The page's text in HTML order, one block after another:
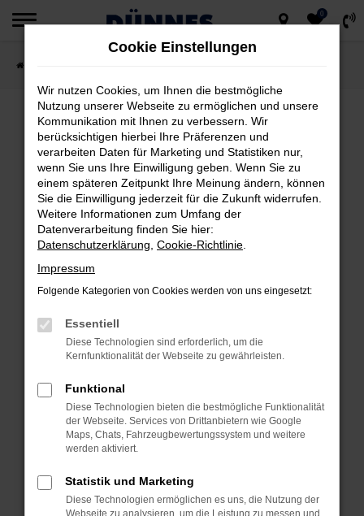
Zum
springen
0
FEHLER: NETWORK ERROR
Beim Laden ist ein Fehler aufgetreten.
Hier sind ein paar Tipps, die dir helfen können:
Überprüfe deine Firewall und deine
Internetverbindung.
Laden andere Webseiten, zum Beispiel
deine Suchmaschine?
Prüfe deine Browsererweiterungen.
Manche Erweiterungen, wie Werbeblocker,
können das Laden bestimmter Seiten
anderen Browser oder in einem privaten
Fenster?
Starte dein Gerät neu.
vorübergehende Probleme zu beheben.
Stelle sicher, dass dein Browser und dein
Cookie Einstellungen
Wir nutzen Cookies, um Ihnen die bestmögliche
Nutzung unserer Webseite zu ermöglichen und unsere
Kommunikation mit Ihnen zu verbessern. Wir
berücksichtigen hierbei Ihre Präferenzen und
verarbeiten Daten für Marketing und Statistiken nur,
wenn Sie uns Ihre Einwilligung geben. Wenn Sie zu
einem späteren Zeitpunkt Ihre Meinung ändern, können
Sie die Einwilligung jederzeit für die Zukunft widerrufen.
Weitere Informationen zum Umfang der
Datenverarbeitung finden Sie hier:
Datenschutzerklärung Cookie-Richtlinie
Impressum
Folgende Kategorien von Cookies werden von uns eingesetzt:
Essentiell
Diese Technologien sind erforderlich, um die
Kernfunktionalität der Webseite zu gewährleisten.
Funktional
Diese Technologien bieten die bestmögliche Funktionalität
der Webseite. Services von Drittanbietern wie Google
Maps, Chats, Fahrzeugbewertungssystem und weitere
werden aktiviert.
Statistik und Marketing
Diese Technologien ermöglichen es uns, die Nutzung der
Webseite zu analysieren, um die Leistung zu messen und